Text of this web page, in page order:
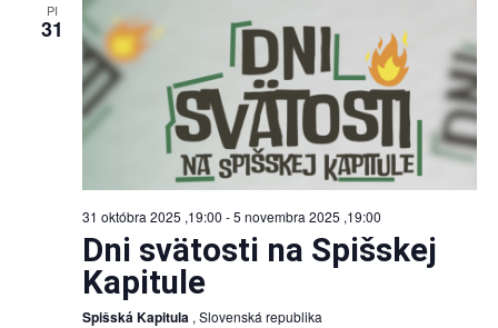
PI
31
31 októbra 2025 ,19:00 -5 novembra 2025 ,19:00
Dni svätosti na Spišskej
Kapitule
Spišská Kapitula , Slovenská republika